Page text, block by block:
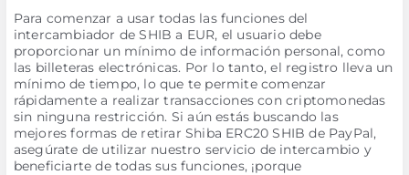
Para comenzar a usar todas las funciones del
intercambiador de SHIB a EUR, el usuario debe
proporcionar un mínimo de información personal, como
las billeteras electrónicas. Por lo tanto, el registro lleva un
mínimo de tiempo, lo que te permite comenzar
rápidamente a realizar transacciones con criptomonedas
sin ninguna restricción. Si aún estás buscando las
mejores formas de retirar Shiba ERC20 SHIB de PayPal,
asegúrate de utilizar nuestro servicio de intercambio y
beneficiarte de todas sus funciones, ¡porque